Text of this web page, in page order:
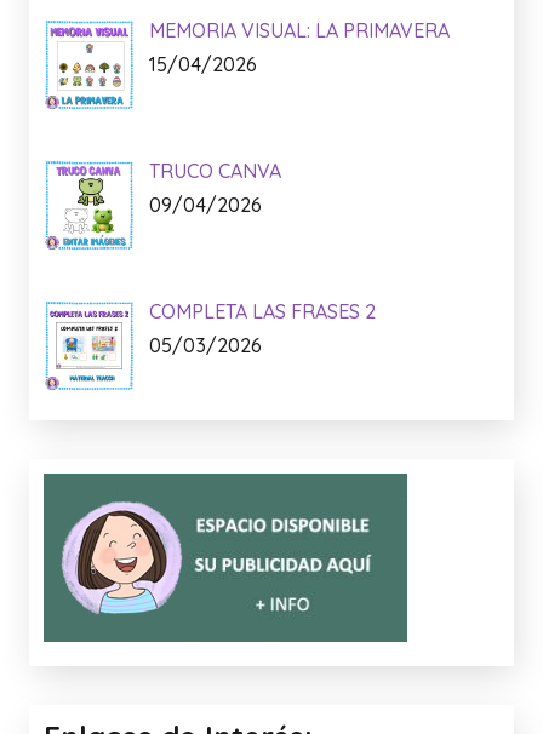
MEMORIA VISUAL: LA PRIMAVERA
15/04/2026
TRUCO CANVA
09/04/2026
COMPLETA LAS FRASES 2
05/03/2026